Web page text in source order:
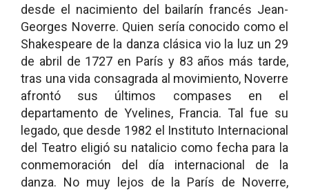
desde el nacimiento del bailarín francés Jean-
Georges Noverre. Quien sería conocido como el
Shakespeare de la danza clásica vio la luz un 29
de abril de 1727 en París y 83 años más tarde,
tras una vida consagrada al movimiento, Noverre
afrontó sus últimos compases en el
departamento de Yvelines, Francia. Tal fue su
legado, que desde 1982 el Instituto Internacional
del Teatro eligió su natalicio como fecha para la
conmemoración del día internacional de la
danza. No muy lejos de la París de Noverre,